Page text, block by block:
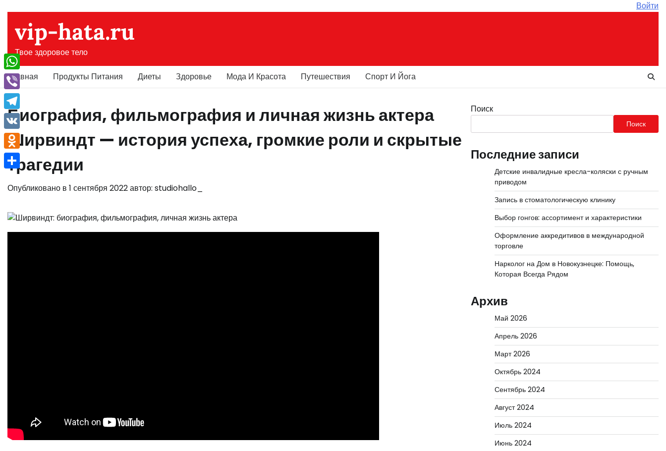
содержимому
Войти
vip-hata.ru
Твое здоровое тело
Главная Продукты Питания Диеты Здоровье Мода И Красота Путешествия Спорт И Йога
Биография, фильмография и личная жизнь актера
Ширвиндт — история успеха, громкие роли и скрытые
трагедии
Опубликовано в 1 сентября 2022автор: studiohallo_
Поиск
Поиск
Последние записи
Детские инвалидные кресла-коляски с ручным
приводом
Запись в стоматологическую клинику
Выбор гонгов: ассортимент и характеристики
Оформление аккредитивов в международной
торговле
Нарколог на Дом в Новокузнецке: Помощь,
Которая Всегда Рядом
Архив
Май 2026
Апрель 2026
Март 2026
Октябрь 2024
Сентябрь 2024
Август 2024
Июль 2024
Июнь 2024
WhatsApp
Viber
Telegram
VK
Odnoklassniki
Отправить